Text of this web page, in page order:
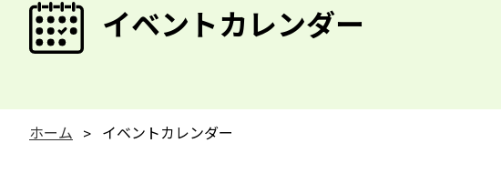
イベントカレンダー
ホーム イベントカレンダー